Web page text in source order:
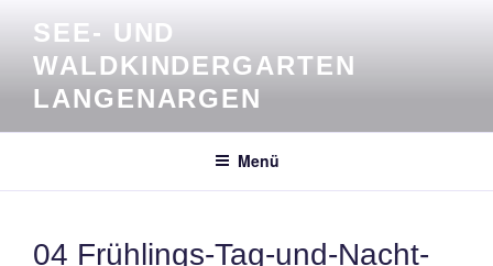
Inhalt
springen
SEE- UND
WALDKINDERGARTEN
LANGENARGEN
Menü
04 Frühlings-Tag-und-Nacht-